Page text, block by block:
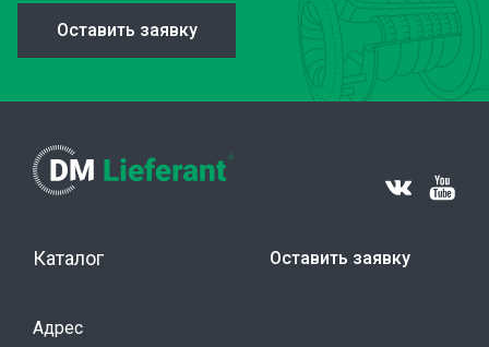
Оставить заявку
Каталог Оставить заявку
Адрес